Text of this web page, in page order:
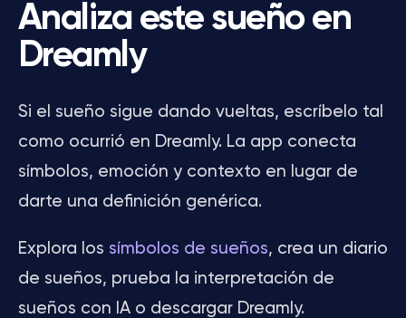
Analiza este sueño en
Dreamly
Si el sueño sigue dando vueltas, escríbelo tal
como ocurrió en Dreamly. La app conecta
símbolos, emoción y contexto en lugar de
darte una definición genérica.
Explora los símbolos de sueños, crea un diario
de sueños, prueba la interpretación de
sueños con IA o descargar Dreamly.